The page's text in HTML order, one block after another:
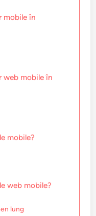
mobile în
web mobile în
mobile?
web mobile?
lung